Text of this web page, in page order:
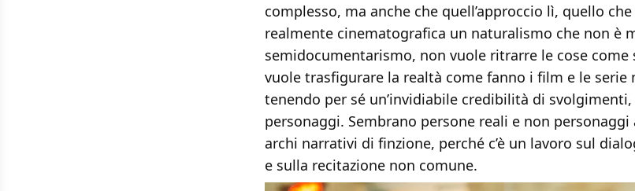
complesso, ma anche che quell’approccio lì, quello
realmente cinematografica un naturalismo che non è
semidocumentarismo, non vuole ritrarre le cose come
vuole trasfigurare la realtà come fanno i film e le serie
tenendo per sé un’invidiabile credibilità di
personaggi. Sembrano persone reali e non personaggi
archi narrativi di finzione, perché c’è un lavoro sul
e sulla recitazione non comune.